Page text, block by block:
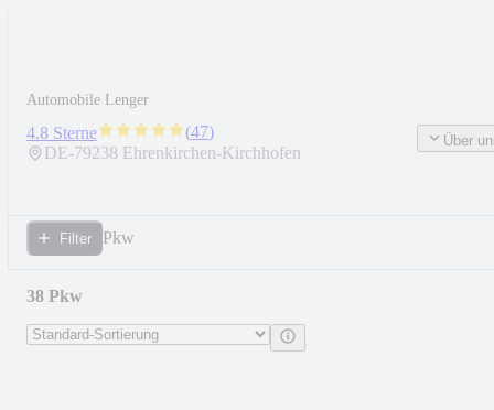
Automobile Lenger
4.8 Sterne (47)
DE-79238 Ehrenkirchen-Kirchhofen
Über
Filter Pkw
38 Pkw